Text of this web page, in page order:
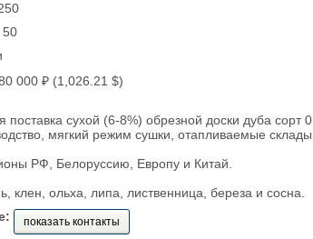
50
000 ₽ (1,026.21 $)
поставка сухой (6-8%) обрезной доски дуба сорт 0.
мягкий режим сушки, отапливаемые склады.
РФ, Белоруссию, Европу и Китай.
клен, ольха, липа, лиственница, береза и сосна.
показать контакты